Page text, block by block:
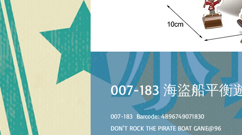
007-183 海盜船平衡
007-183 Barcode: 4896749071830
DON'T ROCK THE PIRATE BOAT GANE@96